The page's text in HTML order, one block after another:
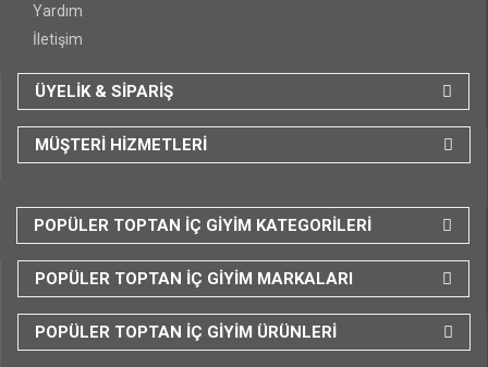
Yardım
İletişim
ÜYELİK & SİPARİŞ
MÜŞTERİ HİZMETLERİ
POPÜLER TOPTAN İÇ GİYİM KATEGORİLERİ
POPÜLER TOPTAN İÇ GİYİM MARKALARI
POPÜLER TOPTAN İÇ GİYİM ÜRÜNLERİ